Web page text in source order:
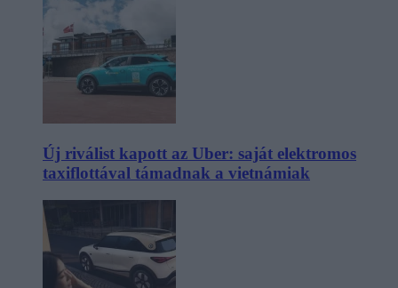
Új riválist kapott az Uber: saját elektromos
taxiflottával támadnak a vietnámiak